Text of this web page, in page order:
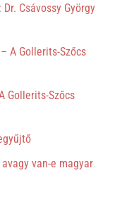
Dr. Csávossy György
– A Gollerits-Szőcs
Gollerits-Szőcs
van-e magyar